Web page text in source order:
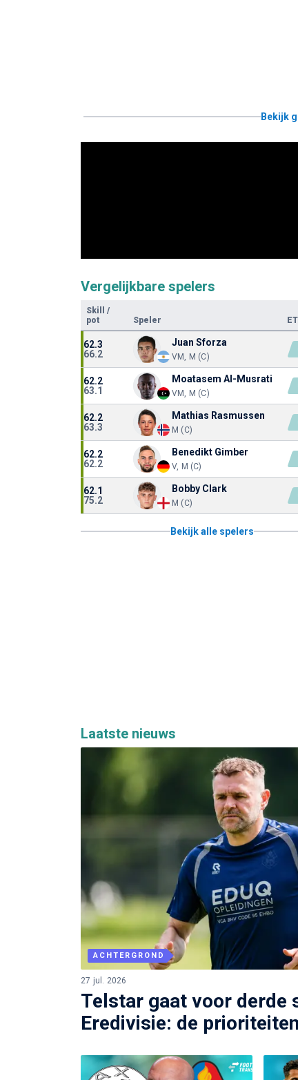
Bekijk
Vergelijkbare spelers
Skill
/
pot
Speler
62.3
66.2
Juan Sforza
VM, M (C)
62.2
63.1
Moatasem Al-Musrati
VM, M (C)
62.2
63.3
Mathias Rasmussen
M (C)
62.2
62.2
Benedikt Gimber
V, M (C)
62.1
75.2
Bobby Clark
M (C)
Bekijk alle spelers
Laatste nieuws
ACHTERGROND
27 jul. 2026
Telstar gaat voor derde
Eredivisie: de